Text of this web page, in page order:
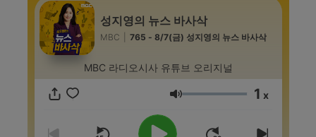
성지영의 뉴스 바사삭
MBC 765 - 8/7(금) 성지영의 뉴스 바사삭
MBC 라디오시사 유튜브 오리지널
Volum 1 x